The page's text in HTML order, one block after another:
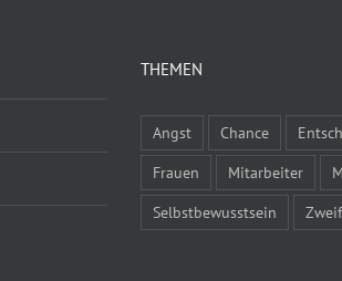
THEMEN
Angst Chance
Frauen
Mitarbeiter
Selbstbewusstsein